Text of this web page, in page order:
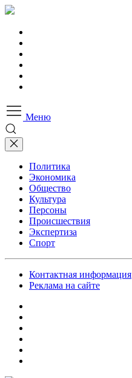
Меню
Политика
Экономика
Общество
Культура
Персоны
Происшествия
Экспертиза
Спорт
Контактная информация
Реклама на сайте